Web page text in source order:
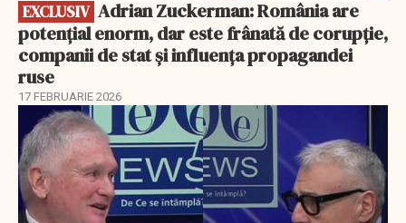
EXCLUSIV
potențial enorm, dar este frânată de corupție,
companii de stat și influența propagandei
ruse
17 FEBRUARIE 2026
EXCLUSIV